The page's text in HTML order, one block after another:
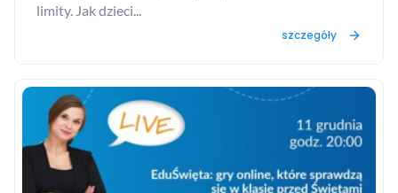
limity. Jak dzieci...
szczegóły